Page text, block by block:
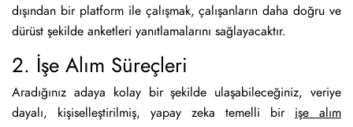
dışından bir platform ile çalışmak, çalışanların daha doğru ve
dürüst şekilde anketleri yanıtlamalarını sağlayacaktır.
2. İşe Alım Süreçleri
Aradığınız adaya kolay bir şekilde ulaşabileceğiniz, veriye
dayalı, kişiselleştirilmiş, yapay zeka temelli bir işe alım